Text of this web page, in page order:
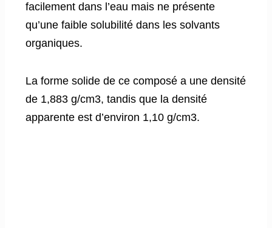
facilement dans l’eau mais ne présente
qu’une faible solubilité dans les solvants
organiques.
La forme solide de ce composé a une densité
de 1,883 g/cm3, tandis que la densité
apparente est d’environ 1,10 g/cm3.